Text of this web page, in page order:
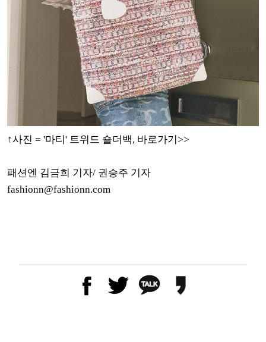
↑사진 = '마티' 트위드 숄더백, 바로가기>>
패션엔 김금희 기자/ 권승주 기자
fashionn@fashionn.com